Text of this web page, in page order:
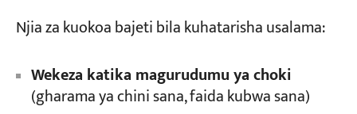
Njia za kuokoa bajeti bila kuhatarisha usalama:
Wekeza katika magurudumu ya choki
(gharama ya chini sana, faida kubwa sana)